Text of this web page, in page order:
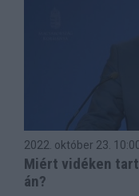
2022. október 23.
Miért vidéken
án?